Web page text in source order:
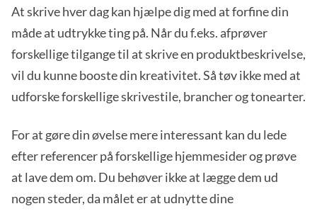
At skrive hver dag kan hjælpe dig med at forfine din
måde at udtrykke ting på. Når du f.eks. afprøver
forskellige tilgange til at skrive en produktbeskrivelse,
vil du kunne booste din kreativitet. Så tøv ikke med at
udforske forskellige skrivestile, brancher og tonearter.
For at gøre din øvelse mere interessant kan du lede
efter referencer på forskellige hjemmesider og prøve
at lave dem om. Du behøver ikke at lægge dem ud
nogen steder, da målet er at udnytte dine